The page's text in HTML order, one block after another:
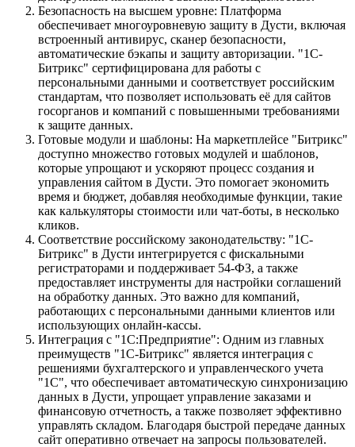
Безопасность на высшем уровне: Платформа
обеспечивает многоуровневую защиту в Дусти, включая
встроенный антивирус, сканер безопасности,
автоматические бэкапы и защиту авторизации. "1С-
Битрикс" сертифицирована для работы с
персональными данными и соответствует российским
стандартам, что позволяет использовать её для сайтов
госорганов и компаний с повышенными требованиями
к защите данных.
Готовые модули и шаблоны: На маркетплейсе "Битрикс"
доступно множество готовых модулей и шаблонов,
которые упрощают и ускоряют процесс создания и
управления сайтом в Дусти. Это помогает экономить
время и бюджет, добавляя необходимые функции, такие
как калькуляторы стоимости или чат-боты, в несколько
кликов.
Соответствие российскому законодательству: "1С-
Битрикс" в Дусти интегрируется с фискальными
регистраторами и поддерживает 54-ФЗ, а также
предоставляет инструменты для настройки соглашений
на обработку данных. Это важно для компаний,
работающих с персональными данными клиентов или
использующих онлайн-кассы.
Интеграция с "1С:Предприятие": Одним из главных
преимуществ "1С-Битрикс" является интеграция с
решениями бухгалтерского и управленческого учета
"1С", что обеспечивает автоматическую синхронизацию
данных в Дусти, упрощает управление заказами и
финансовую отчетность, а также позволяет эффективно
управлять складом. Благодаря быстрой передаче данных
сайт оперативно отвечает на запросы пользователей.